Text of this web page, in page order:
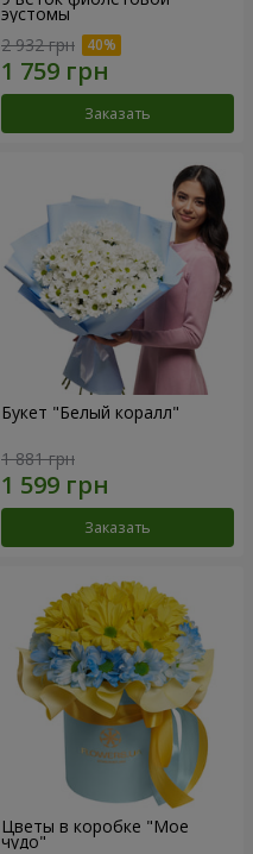
эустомы
2 932 грн
Заказать
Букет "Белый коралл"
1 881 грн
Заказать
Цветы в коробке "Мое
чудо"